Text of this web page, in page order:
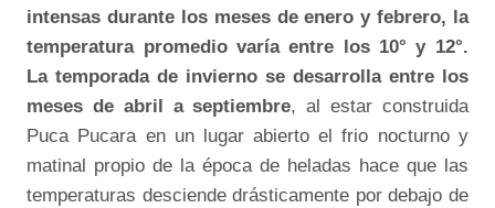
intensas durante los meses de enero y febrero, la
temperatura promedio varía entre los 10° y 12°.
La temporada de invierno se desarrolla entre los
meses de abril a septiembre, al estar construida
Puca Pucara en un lugar abierto el frio nocturno y
matinal propio de la época de heladas hace que las
temperaturas desciende drásticamente por debajo de